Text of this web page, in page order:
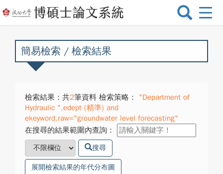
選
換
簡易檢索 / 檢索結果
檢索結果：共2筆資料 檢索策略：
"Department of
Hydraulic ".edept (精準) and
ekeyword.raw="groundwater level forecasting"
在搜尋的結果範圍內查詢：
搜尋
展開檢索結果的年代分布圖